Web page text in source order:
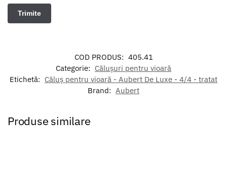
COD PRODUS: 405.41
Categorie: Călușuri pentru vioară
Etichetă: Căluș pentru vioară - Aubert De Luxe - 4/4 - tratat
Brand: Aubert
Produse similare